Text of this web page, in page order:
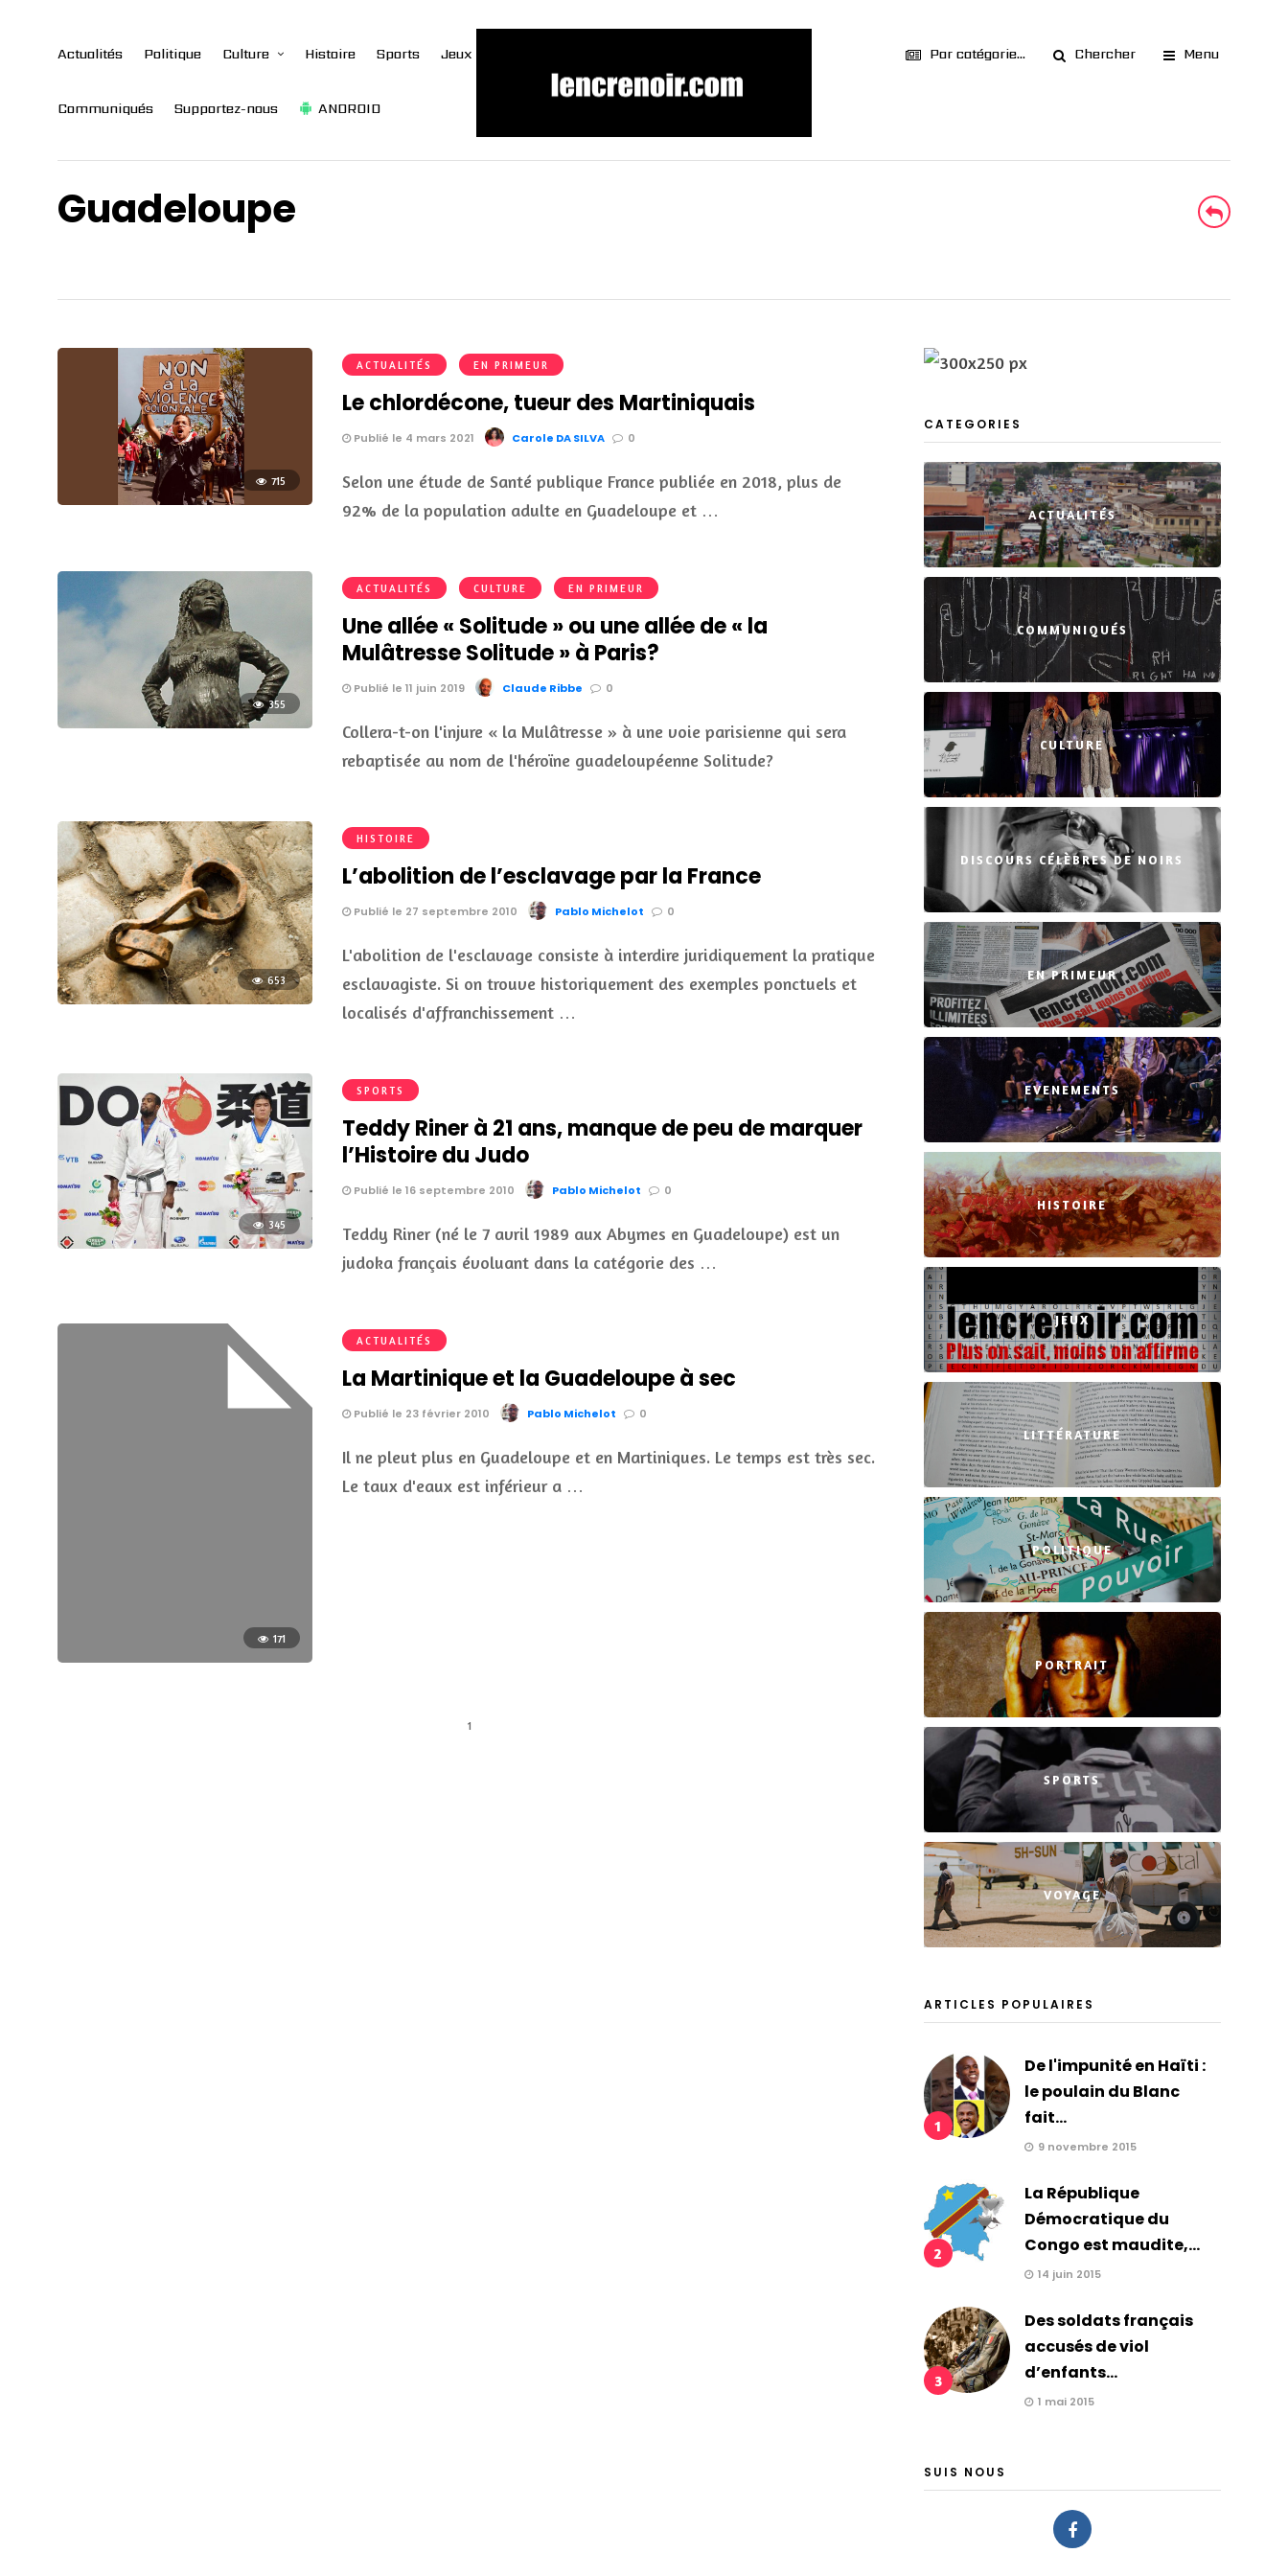
Actualités Politique Culture Histoire Sports Jeux
Communiqués Supportez-nous ANDROID
Par catégorie... Chercher Menu
Guadeloupe
715
ACTUALITÉS EN PRIMEUR
Le chlordécone, tueur des Martiniquais
Publié le 4 mars 2021 Carole DA SILVA 0
Selon une étude de Santé publique France publiée en 2018, plus de
92% de la population adulte en Guadeloupe et …
355
ACTUALITÉS CULTURE EN PRIMEUR
Une allée « Solitude » ou une allée de « la
Mulâtresse Solitude » à Paris?
Publié le 11 juin 2019 Claude Ribbe 0
Collera-t-on l'injure « la Mulâtresse » à une voie parisienne qui sera
rebaptisée au nom de l'héroïne guadeloupéenne Solitude?
653
HISTOIRE
L’abolition de l’esclavage par la France
Publié le 27 septembre 2010 Pablo Michelot 0
L'abolition de l'esclavage consiste à interdire juridiquement la pratique
esclavagiste. Si on trouve historiquement des exemples ponctuels et
localisés d'affranchissement …
345
SPORTS
Teddy Riner à 21 ans, manque de peu de marquer
l’Histoire du Judo
Publié le 16 septembre 2010 Pablo Michelot 0
Teddy Riner (né le 7 avril 1989 aux Abymes en Guadeloupe) est un
judoka français évoluant dans la catégorie des …
171
ACTUALITÉS
La Martinique et la Guadeloupe à sec
Publié le 23 février 2010 Pablo Michelot 0
Il ne pleut plus en Guadeloupe et en Martiniques. Le temps est très sec.
Le taux d'eaux est inférieur a …
1
CATEGORIES
ACTUALITÉS
COMMUNIQUÉS
CULTURE
DISCOURS CÉLÈBRES DE NOIRS
EN PRIMEUR
EVENEMENTS
HISTOIRE
JEUX
LITTÉRATURE
POLITIQUE
PORTRAIT
SPORTS
VOYAGE
ARTICLES POPULAIRES
1
De l'impunité en Haïti :
le poulain du Blanc
fait...
9 novembre 2015
2
La République
Démocratique du
Congo est maudite,...
14 juin 2015
3
Des soldats français
accusés de viol
d’enfants...
1 mai 2015
SUIS NOUS